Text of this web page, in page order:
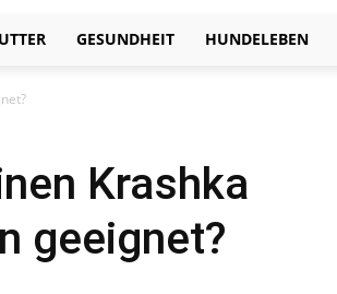
GESUNDHEIT HUNDELEBEN
Krashka
geeignet?